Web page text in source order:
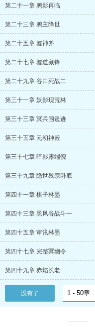
第二十一章 鸦影再临
第二十三章 鸦主降世
第二十五章 墟神斧
第二十七章 墟道藏锋
第二十九章 谷口死战二
第三十一章 妖影现荒林
第三十三章 冥兵围遗迹
第三十五章 元初神殿
第三十七章 暗影露端倪
第三十九章 隐世残宗卧底
第四十一章 棋子林墨
第四十三章 黑风谷战斗一
第四十五章 审讯林墨
第四十七章 完整冥幽令
第四十九章 赤焰长老
没有了